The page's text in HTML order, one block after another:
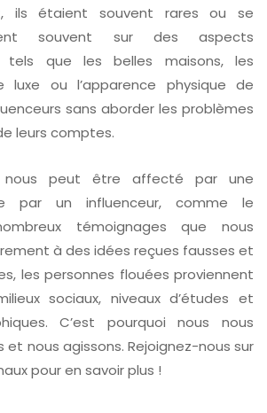
ils étaient souvent rares ou se
souvent sur des aspects
tels que les belles maisons, les
luxe ou l’apparence physique de
sans aborder les problèmes
leurs comptes.
nous peut être affecté par une
par un influenceur, comme le
témoignages que nous
à des idées reçues fausses et
les personnes flouées proviennent
sociaux, niveaux d’études et
C’est pourquoi nous nous
nous agissons. Rejoignez-nous sur
pour en savoir plus !